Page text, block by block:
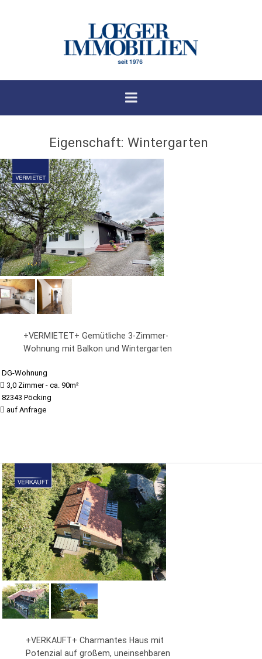
Eigenschaft: Wintergarten
+VERMIETET+ Gemütliche 3-Zimmer-
Wohnung mit Balkon und Wintergarten
DG-Wohnung
3,0 Zimmer - ca. 90m²
82343 Pöcking
auf Anfrage
+VERKAUFT+ Charmantes Haus mit
Potenzial auf großem, uneinsehbaren